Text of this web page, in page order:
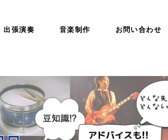
出張演奏 音楽制作 お問い合わせ